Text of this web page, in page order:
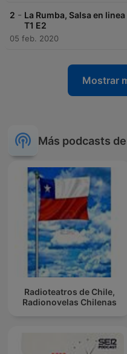
2 - La Rumba, Salsa en
T1 E2
05 feb. 2020
Mostrar
Más podcasts
Radioteatros de Chile,
Radionovelas Chilenas